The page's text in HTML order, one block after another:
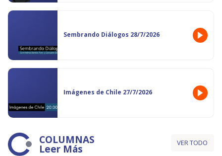
Sembrando Diálogos 28/7/2026
Imágenes de Chile 27/7/2026
COLUMNAS
Leer Más VER TODO